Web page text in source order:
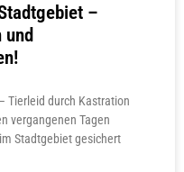
–
Tierleid durch Kastration
vergangenen Tagen
Stadtgebiet gesichert